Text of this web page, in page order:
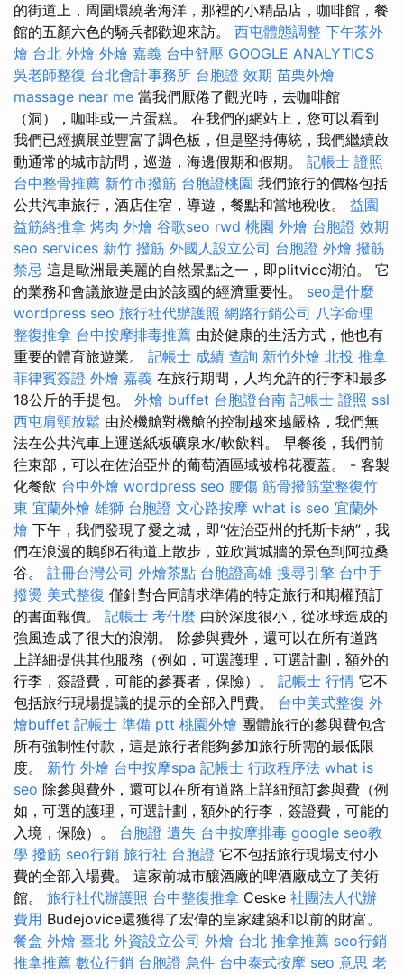
的街道上，周圍環繞著海洋，那裡的小精品店，咖啡館，餐
館的五顏六色的騎兵都歡迎來訪。 西屯體態調整 下午茶外
燴 台北 外燴 外燴 嘉義 台中舒壓 GOOGLE ANALYTICS
吳老師整復 台北會計事務所 台胞證 效期 苗栗外燴
massage near me 當我們厭倦了觀光時，去咖啡館
（洞），咖啡或一片蛋糕。 在我們的網站上，您可以看到
我們已經擴展並豐富了調色板，但是堅持傳統，我們繼續啟
動通常的城市訪問，巡遊，海邊假期和假期。 記帳士 證照
台中整骨推薦 新竹市撥筋 台胞證桃園 我們旅行的價格包括
公共汽車旅行，酒店住宿，導遊，餐點和當地稅收。 益園
益筋絡推拿 烤肉 外燴 谷歌seo rwd 桃園 外燴 台胞證 效期
seo services 新竹 撥筋 外國人設立公司 台胞證 外燴 撥筋
禁忌 這是歐洲最美麗的自然景點之一，即plitvice湖泊。 它
的業務和會議旅遊是由於該國的經濟重要性。 seo是什麼
wordpress seo 旅行社代辦護照 網路行銷公司 八字命理
整復推拿 台中按摩排毒推薦 由於健康的生活方式，他也有
重要的體育旅遊業。 記帳士 成績 查詢 新竹外燴 北投 推拿
菲律賓簽證 外燴 嘉義 在旅行期間，人均允許的行李和最多
18公斤的手提包。 外燴 buffet 台胞證台南 記帳士 證照 ssl
西屯肩頸放鬆 由於機艙對機艙的控制越來越嚴格，我們無
法在公共汽車上運送紙板礦泉水/軟飲料。 早餐後，我們前
往東部，可以在佐治亞州的葡萄酒區域被棉花覆蓋。 - 客製
化餐飲 台中外燴 wordpress seo 腰傷 筋骨撥筋堂整復竹
東 宜蘭外燴 雄獅 台胞證 文心路按摩 what is seo 宜蘭外
燴 下午，我們發現了愛之城，即“佐治亞州的托斯卡納”，我
們在浪漫的鵝卵石街道上散步，並欣賞城牆的景色到阿拉桑
谷。 註冊台灣公司 外燴茶點 台胞證高雄 搜尋引擎 台中手
撥燙 美式整復 僅針對合同請求準備的特定旅行和期權預訂
的書面報價。 記帳士 考什麼 由於深度很小，從冰球造成的
強風造成了很大的浪潮。 除參與費外，還可以在所有道路
上詳細提供其他服務（例如，可選護理，可選計劃，額外的
行李，簽證費，可能的參賽者，保險）。 記帳士 行情 它不
包括旅行現場提議的提示的全部入門費。 台中美式整復 外
燴buffet 記帳士 準備 ptt 桃園外燴 團體旅行的參與費包含
所有強制性付款，這是旅行者能夠參加旅行所需的最低限
度。 新竹 外燴 台中按摩spa 記帳士 行政程序法 what is
seo 除參與費外，還可以在所有道路上詳細預訂參與費（例
如，可選的護理，可選計劃，額外的行李，簽證費，可能的
入境，保險）。 台胞證 遺失 台中按摩排毒 google seo教
學 撥筋 seo行銷 旅行社 台胞證 它不包括旅行現場支付小
費的全部入場費。 這家前城市釀酒廠的啤酒廠成立了美術
館。 旅行社代辦護照 台中整復推拿 Ceske 社團法人代辦
費用 Budejovice還獲得了宏偉的皇家建築和以前的財富。
餐盒 外燴 臺北 外資設立公司 外燴 台北 推拿推薦 seo行銷
推拿推薦 數位行銷 台胞證 急件 台中泰式按摩 seo 意思 老